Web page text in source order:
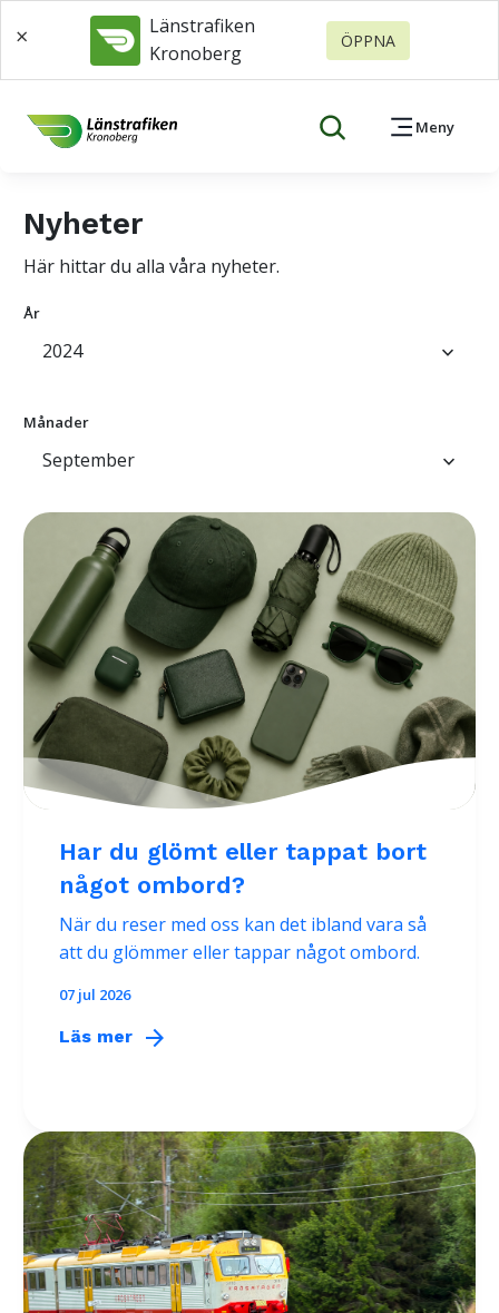
×
Länstrafiken
Kronoberg
ÖPPNA
Meny
Nyheter
Här hittar du alla våra nyheter.
År
2024 keyboard_arrow_down
Månader
September keyboard_arrow_down
Har du glömt eller tappat bort
något ombord?
När du reser med oss kan det ibland vara så
att du glömmer eller tappar något ombord.
07 jul 2026
Läs mer arrow_forward